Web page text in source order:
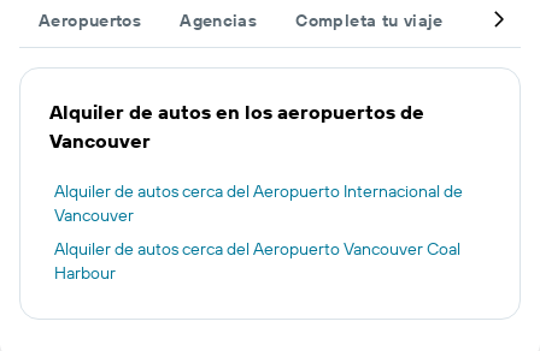
Aeropuertos Agencias Completa tu viaje Otros
Alquiler de autos en los aeropuertos de
Vancouver
Alquiler de autos cerca del Aeropuerto Internacional de
Vancouver
Alquiler de autos cerca del Aeropuerto Vancouver Coal
Harbour